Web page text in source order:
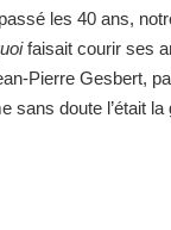
les 40 ans,
faisait courir ses
Pierre Gesbert,
sans doute l’était la